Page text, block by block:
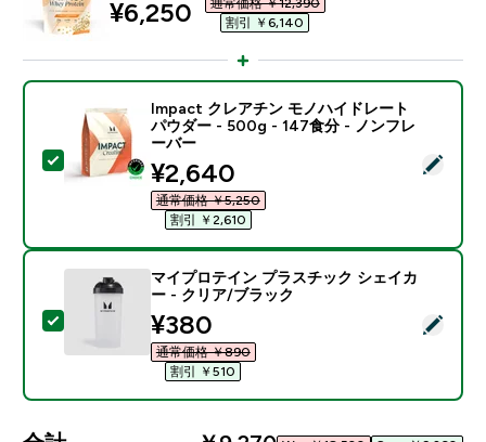
discounted price
¥6,250‎
割引 ￥6,140‎
この商品を選択 - Impact クレアチン モノハイドレ
Impact クレアチン モノハイドレート
パウダー - 500g - 147食分 - ノンフレ
ーバー
discounted price
¥2,640‎
通常価格 ￥5,250‎
割引 ￥2,610‎
この商品を選択 - マイプロテイン プラスチック シェ
マイプロテイン プラスチック シェイカ
ー - クリア/ブラック
discounted price
¥380‎
通常価格 ￥890‎
割引 ￥510‎